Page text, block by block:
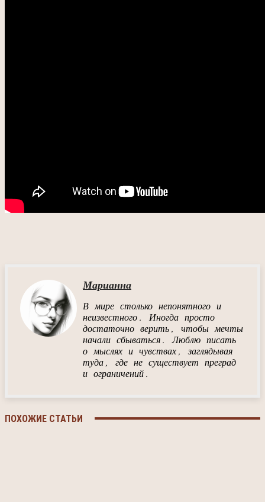
Марианна
В мире столько непонятного и
неизвестного. Иногда просто
достаточно верить, чтобы мечты
начали сбываться. Люблю писать
о мыслях и чувствах, заглядывая
туда, где не существует преград
и ограничений.
ПОХОЖИЕ СТАТЬИ